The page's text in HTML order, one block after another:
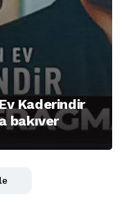
Kaderindir
bakıver